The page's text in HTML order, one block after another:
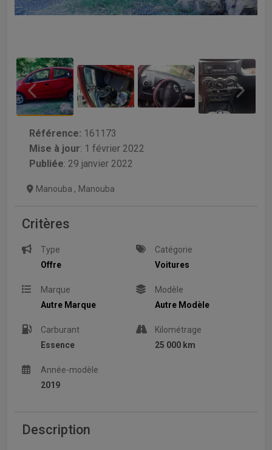
Référence: 161173
Mise à jour: 1 février 2022
Publiée: 29 janvier 2022
Manouba , Manouba
Critères
Type
Offre
Catégorie
Voitures
Marque
Autre Marque
Modèle
Autre Modèle
Carburant
Essence
Kilométrage
25 000 km
Année-modèle
2019
Description